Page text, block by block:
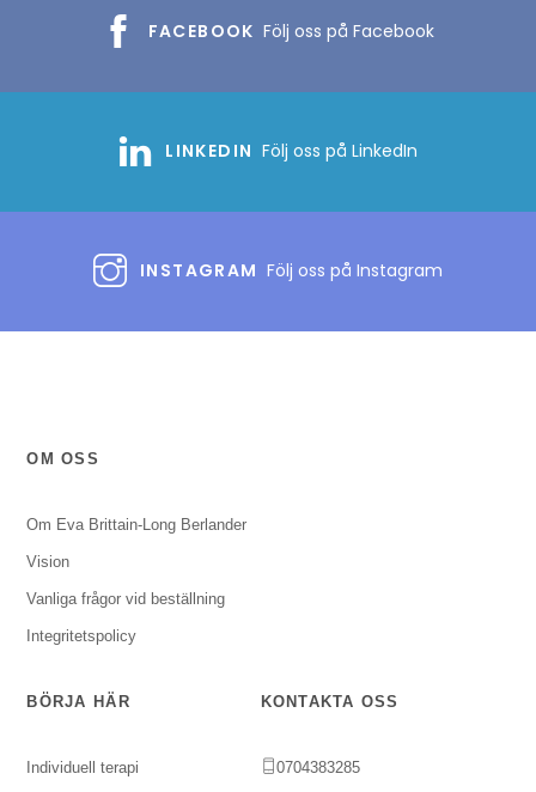
FACEBOOK Följ oss på Facebook
LINKEDIN Följ oss på LinkedIn
INSTAGRAM Följ oss på Instagram
OM OSS
Om Eva Brittain-Long Berlander
Vision
Vanliga frågor vid beställning
Integritetspolicy
BÖRJA HÄR
Individuell terapi
KONTAKTA OSS
0704383285